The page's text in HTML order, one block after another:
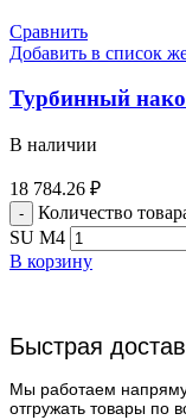
Сравнить
Добавить в список
Турбинный
В наличии
18 784.26 ₽
Количество
SU M4
В корзину
Быстрая
Мы работаем
отгружать товары по